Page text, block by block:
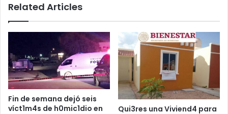
brote
Related Articles
Fin de semana dejó seis
víct1m4s de h0mic1dio en
Qui3res una Viviend4 para